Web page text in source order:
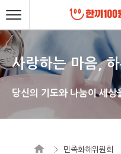
사랑하는 마음,
당신의 기도와 나눔이 세상
민족화해위원회